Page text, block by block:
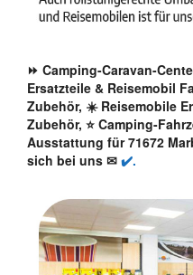
⏩ Camping-Caravan-
Ersatzteile & Reisemobil
Zubehör, ☀️ Reisemobile
Zubehör, ⭐ Camping-
Ausstattung für 71672
sich bei uns ✉ ✔️.